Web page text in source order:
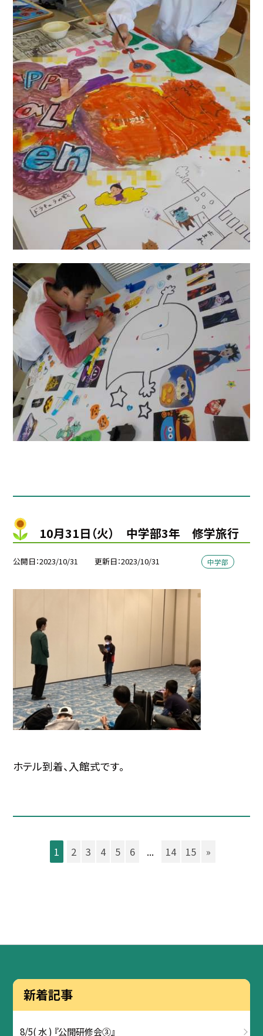
10月31日（火） 中学部3年 修学旅行
公開日 2023/10/31 更新日 2023/10/31 中学部
ホテル到着、入館式です。
1 2 3 4 5 6 ... 14 15 »
新着記事
8/5( 水 ) 『公開研修会③』